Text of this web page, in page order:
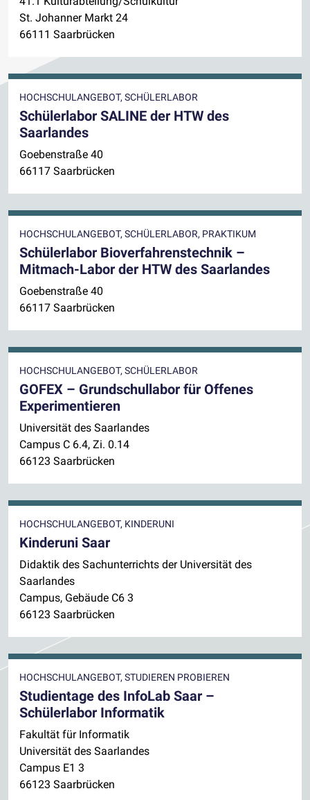
St. Johanner Markt 24
66111 Saarbrücken
HOCHSCHULANGEBOT, SCHÜLERLABOR
Schülerlabor SALINE der HTW des
Saarlandes
Goebenstraße 40
66117 Saarbrücken
HOCHSCHULANGEBOT, SCHÜLERLABOR, PRAKTIKUM
Schülerlabor Bioverfahrenstechnik –
Mitmach-Labor der HTW des Saarlandes
Goebenstraße 40
66117 Saarbrücken
HOCHSCHULANGEBOT, SCHÜLERLABOR
GOFEX – Grundschullabor für Offenes
Experimentieren
Universität des Saarlandes
Campus C 6.4, Zi. 0.14
66123 Saarbrücken
HOCHSCHULANGEBOT, KINDERUNI
Kinderuni Saar
Didaktik des Sachunterrichts der Universität des
Saarlandes
Campus, Gebäude C6 3
66123 Saarbrücken
HOCHSCHULANGEBOT, STUDIEREN PROBIEREN
Studientage des InfoLab Saar –
Schülerlabor Informatik
Fakultät für Informatik
Universität des Saarlandes
Campus E1 3
66123 Saarbrücken